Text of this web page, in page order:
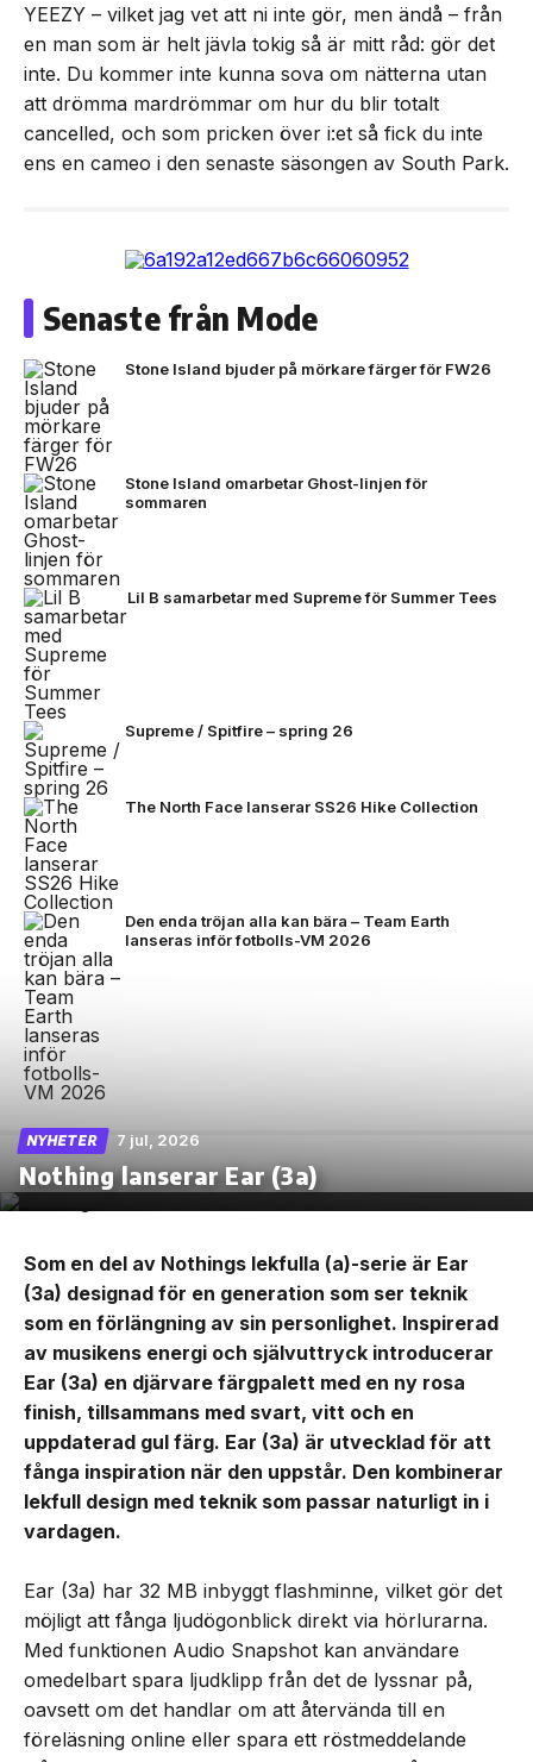
YEEZY – vilket jag vet att ni inte gör, men ändå – från
en man som är helt jävla tokig så är mitt råd: gör det
inte. Du kommer inte kunna sova om nätterna utan
att drömma mardrömmar om hur du blir totalt
cancelled, och som pricken över i:et så fick du inte
ens en cameo i den senaste säsongen av South Park.
Senaste från Mode
Stone Island bjuder på mörkare färger för FW26
Stone Island omarbetar Ghost-linjen för
sommaren
Lil B samarbetar med Supreme för Summer Tees
Supreme / Spitfire – spring 26
The North Face lanserar SS26 Hike Collection
Den enda tröjan alla kan bära – Team Earth
lanseras inför fotbolls-VM 2026
NYHETER 7 jul, 2026
Nothing lanserar Ear (3a)
Som en del av Nothings lekfulla (a)-serie är Ear
(3a) designad för en generation som ser teknik
som en förlängning av sin personlighet. Inspirerad
av musikens energi och självuttryck introducerar
Ear (3a) en djärvare färgpalett med en ny rosa
finish, tillsammans med svart, vitt och en
uppdaterad gul färg. Ear (3a) är utvecklad för att
fånga inspiration när den uppstår. Den kombinerar
lekfull design med teknik som passar naturligt in i
vardagen.
Ear (3a) har 32 MB inbyggt flashminne, vilket gör det
möjligt att fånga ljudögonblick direkt via hörlurarna.
Med funktionen Audio Snapshot kan användare
omedelbart spara ljudklipp från det de lyssnar på,
oavsett om det handlar om att återvända till en
föreläsning online eller spara ett röstmeddelande